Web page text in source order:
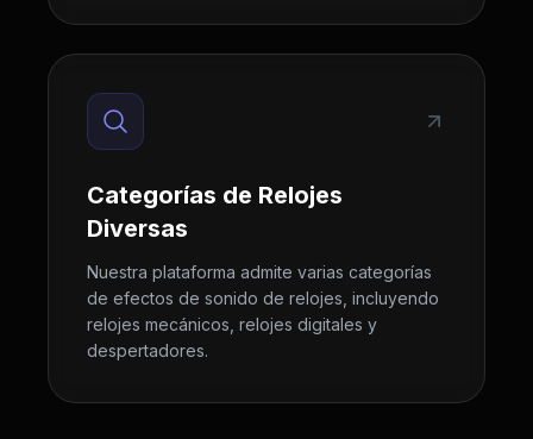
Categorías de Relojes
Diversas
Nuestra plataforma admite varias categorías
de efectos de sonido de relojes, incluyendo
relojes mecánicos, relojes digitales y
despertadores.